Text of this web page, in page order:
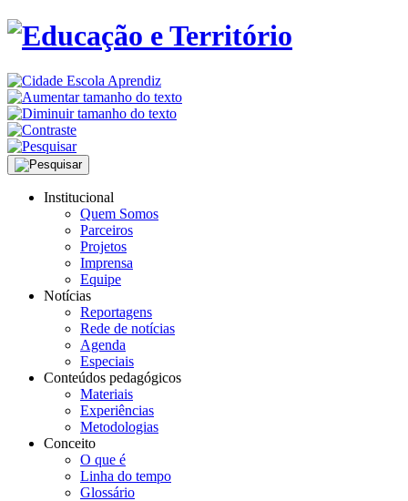
Institucional
Quem Somos
Parceiros
Projetos
Imprensa
Equipe
Notícias
Reportagens
Rede de notícias
Agenda
Especiais
Conteúdos pedagógicos
Materiais
Experiências
Metodologias
Conceito
O que é
Linha do tempo
Glossário